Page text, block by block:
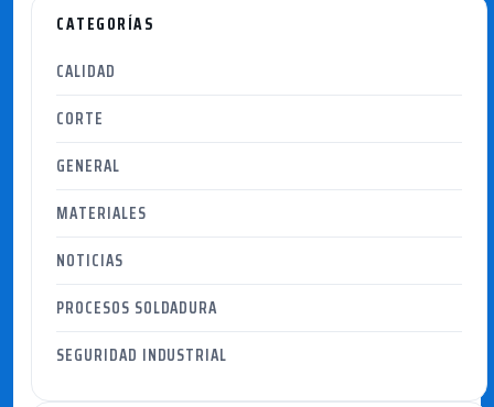
CATEGORÍAS
CALIDAD
CORTE
GENERAL
MATERIALES
NOTICIAS
PROCESOS SOLDADURA
SEGURIDAD INDUSTRIAL